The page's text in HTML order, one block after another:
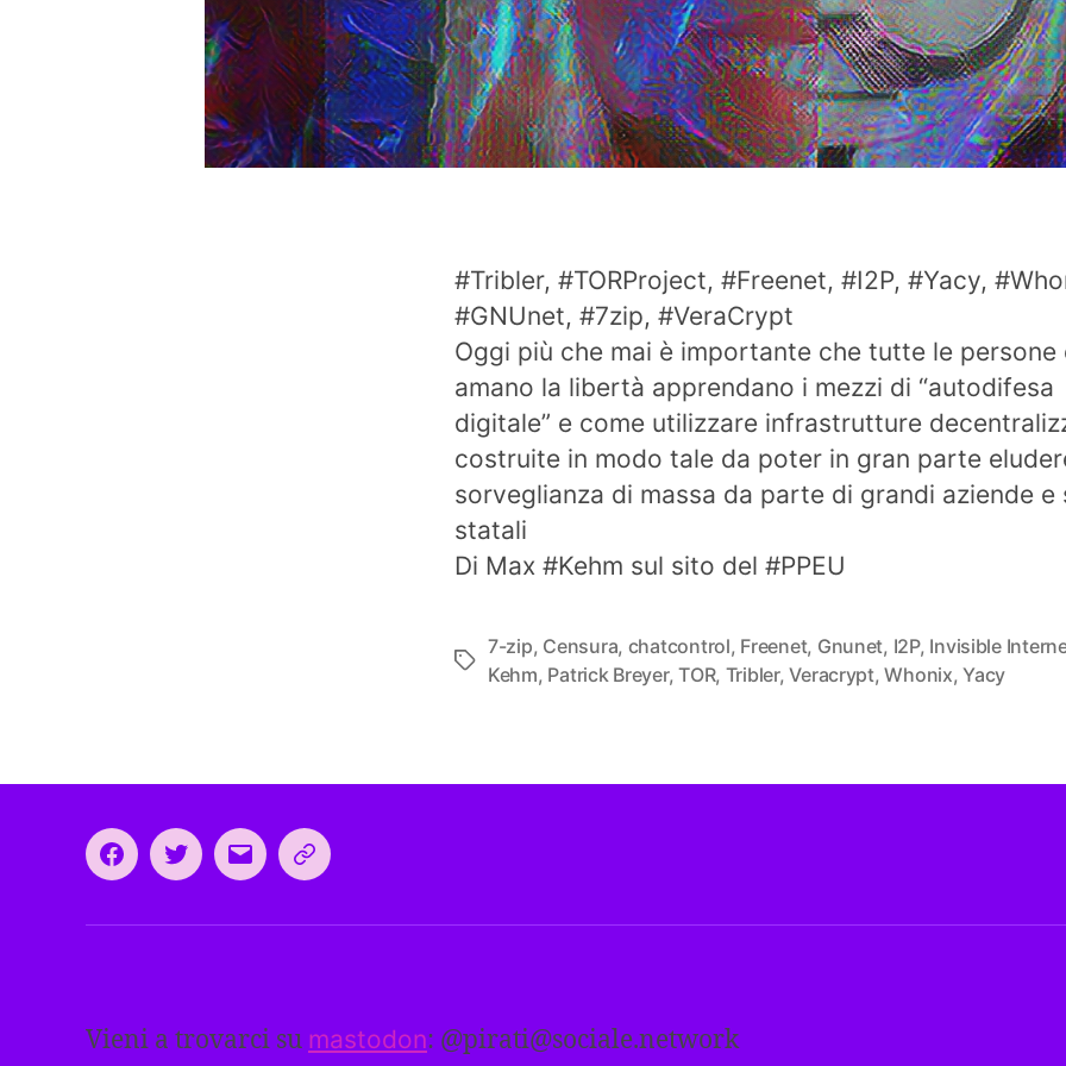
#Tribler, #TORProject, #Freenet, #I2P, #Yacy,
#GNUnet, #7zip, #VeraCrypt
Oggi più che mai è importante che tutte le persone
amano la libertà apprendano i mezzi di “autodifesa
digitale” e come utilizzare infrastrutture
costruite in modo tale da poter in gran parte
sorveglianza di massa da parte di grandi aziende e
statali
Di Max #Kehm sul sito del #PPEU
Tag
7-zip, Censura, chatcontrol, Freenet, Gnunet, I2P, Invisible
Kehm, Patrick Breyer,TOR, Tribler,Veracrypt,Whonix,Yacy
FacebookTwitterEmail CEEP
il
europeo
dei
Vieni a trovarci su mastodon: @pirati@sociale.network